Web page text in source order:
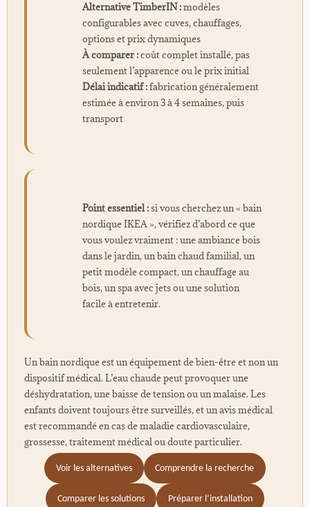
Alternative TimberIN :modèles
configurables avec cuves, chauffages,
options et prix dynamiques
À comparer :coût complet installé, pas
seulement l’apparence ou le prix initial
Délai indicatif :fabrication généralement
estimée à environ 3 à 4 semaines, puis
transport
Point essentiel :si vous cherchez un « bain
nordique IKEA », vérifiez d’abord ce que
vous voulez vraiment : une ambiance bois
dans le jardin, un bain chaud familial, un
petit modèle compact, un chauffage au
bois, un spa avec jets ou une solution
facile à entretenir.
Un bain nordique est un équipement de bien-être et non un
dispositif médical. L’eau chaude peut provoquer une
déshydratation, une baisse de tension ou un malaise. Les
enfants doivent toujours être surveillés, et un avis médical
est recommandé en cas de maladie cardiovasculaire,
grossesse, traitement médical ou doute particulier.
Voir les alternatives Comprendre la recherche
Comparer les solutions Préparer l’installation